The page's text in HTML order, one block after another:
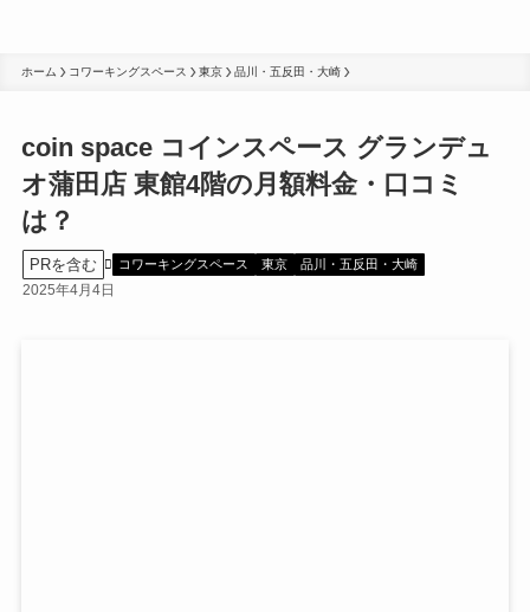
ホーム コワーキングスペース 東京 品川・五反田・大崎
coin space コインスペース グランデュ
オ蒲田店 東館4階の月額料金・口コミ
は？
PRを含む コワーキングスペース 東京 品川・五反田・大崎
2025年4月4日